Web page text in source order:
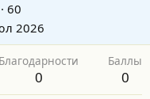
· 60
2026
Благодарности
0
Баллы
0